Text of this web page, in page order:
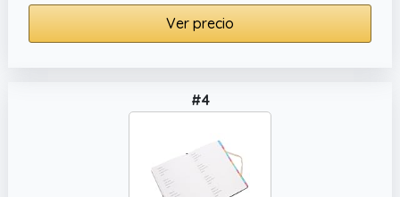
Ver precio
#4